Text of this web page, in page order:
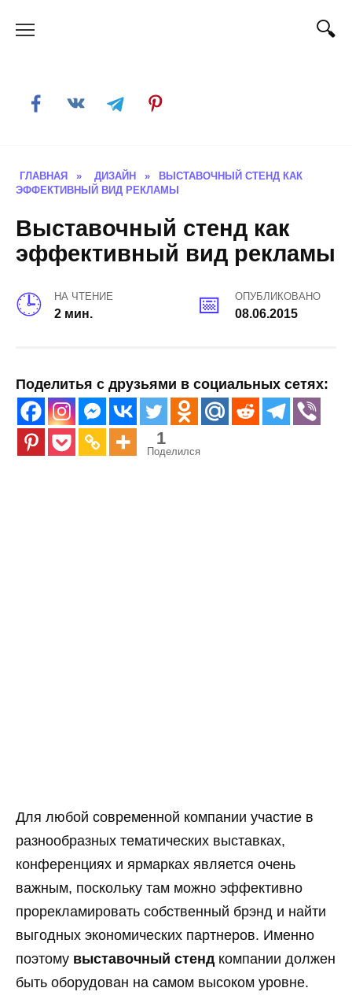
ГЛАВНАЯ » ДИЗАЙН »
ВЫСТАВОЧНЫЙ СТЕНД КАК
ЭФФЕКТИВНЫЙ ВИД РЕКЛАМЫ
Выставочный стенд как
эффективный вид рекламы
НА ЧТЕНИЕ
2 мин.
ОПУБЛИКОВАНО
08.06.2015
Поделитья с друзьями в социальных сетях:
1
Поделился
Для любой современной компании участие в
разнообразных тематических выставках,
конференциях и ярмарках является очень
важным, поскольку там можно эффективно
прорекламировать собственный брэнд и найти
выгодных экономических партнеров. Именно
поэтому выставочный стенд компании должен
быть оборудован на самом высоком уровне.